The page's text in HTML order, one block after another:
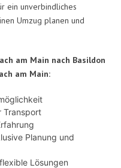
ein unverbindliches
Umzug planen und
am Main nach Basildon
am Main:
Transport
Planung und
Lösungen